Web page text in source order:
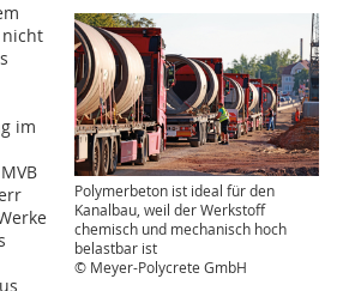
Polymerbeton ist ideal für den
Kanalbau, weil der Werkstoff
chemisch und mechanisch hoch
belastbar ist
© Meyer-Polycrete GmbH
im